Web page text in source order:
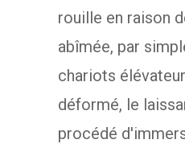
rouille en raison
abîmée, par
chariots
déformé, le
procédé